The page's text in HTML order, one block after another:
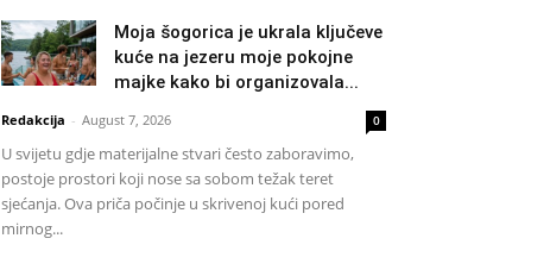
Moja šogorica je ukrala ključeve
kuće na jezeru moje pokojne
majke kako bi organizovala...
Redakcija - August 7, 2026 0
U svijetu gdje materijalne stvari često zaboravimo,
postoje prostori koji nose sa sobom težak teret
sjećanja. Ova priča počinje u skrivenoj kući pored
mirnog...